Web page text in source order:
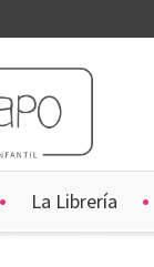
La Librería